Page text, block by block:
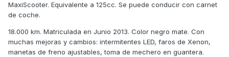
MaxiScooter. Equivalente a 125cc. Se puede conducir con carnet
de coche.
18.000 km. Matriculada en Junio 2013. Color negro mate. Con
muchas mejoras y cambios: intermitentes LED, faros de Xenon,
manetas de freno ajustables, toma de mechero en guantera.